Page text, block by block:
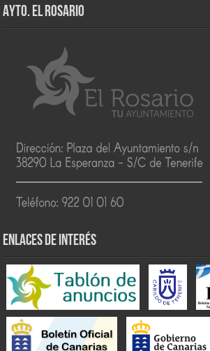
AYTO. EL ROSARIO
ENLACES DE INTERÉS